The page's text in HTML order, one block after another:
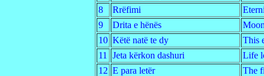
8
Rrëfimi
9
Drita e hënës
10 Këtë natë te dy
This
11
Jeta kërkon dashuri
Life
12 E para letër
The